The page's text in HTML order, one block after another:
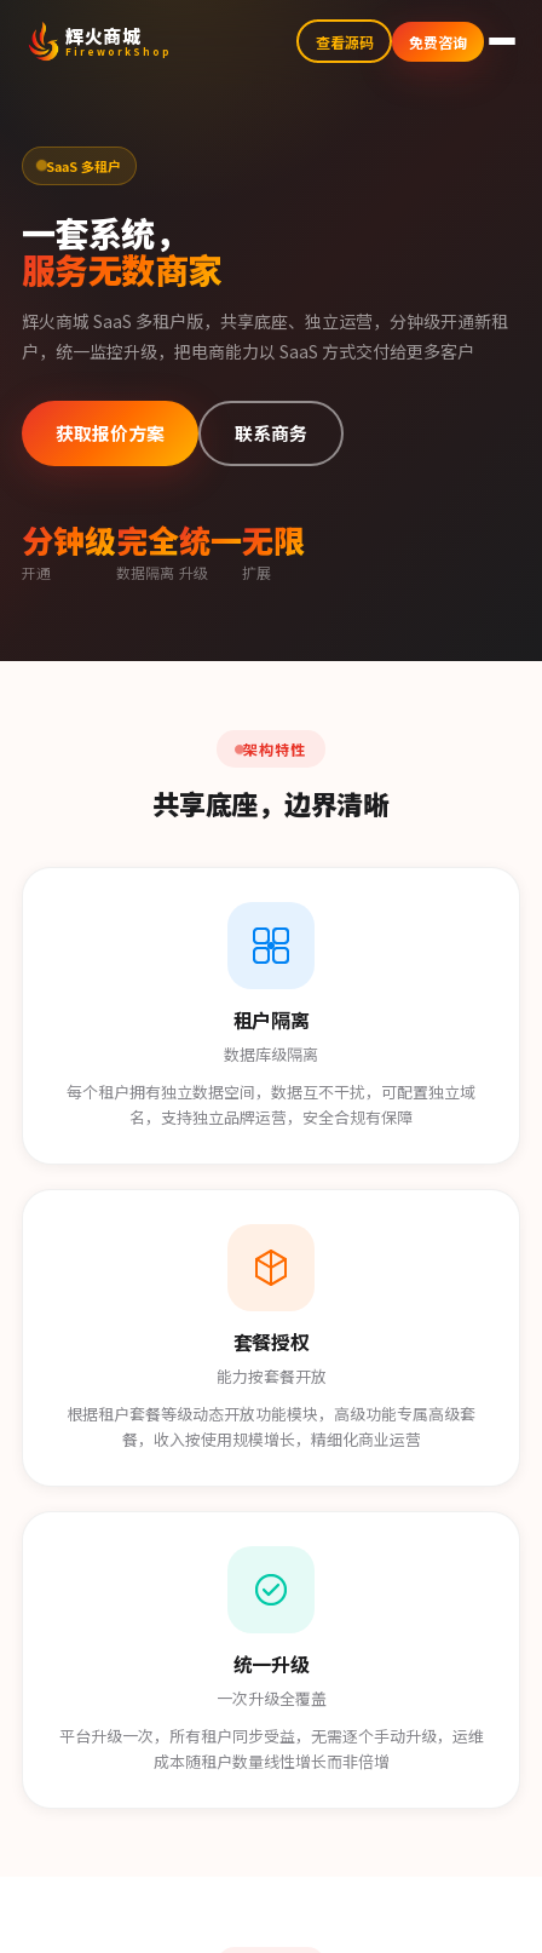
辉火商城
FireworkShop 查看源码 免费咨询
SaaS 多租户
一套系统，
服务无数商家
辉火商城 SaaS 多租户版，共享底座、独立运营，分钟级开通新租
户，统一监控升级，把电商能力以 SaaS 方式交付给更多客户
获取报价方案 联系商务
分钟级
开通
完全
数据隔离
统一
升级
无限
扩展
架构特性
共享底座，边界清晰
租户隔离
数据库级隔离
每个租户拥有独立数据空间，数据互不干扰，可配置独立域
名，支持独立品牌运营，安全合规有保障
套餐授权
能力按套餐开放
根据租户套餐等级动态开放功能模块，高级功能专属高级套
餐，收入按使用规模增长，精细化商业运营
统一升级
一次升级全覆盖
平台升级一次，所有租户同步受益，无需逐个手动升级，运维
成本随租户数量线性增长而非倍增